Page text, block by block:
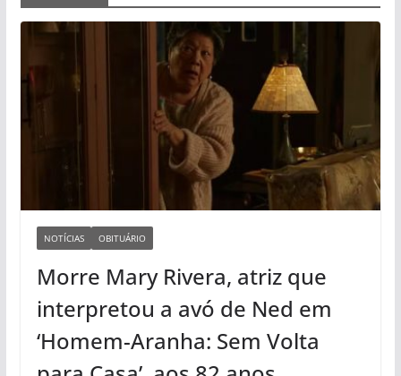
NOTÍCIAS OBITUÁRIO
Morre Mary Rivera, atriz que
interpretou a avó de Ned em
‘Homem-Aranha: Sem Volta